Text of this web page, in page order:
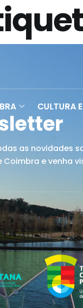
CULTURA
as novidades
Coimbra e venha